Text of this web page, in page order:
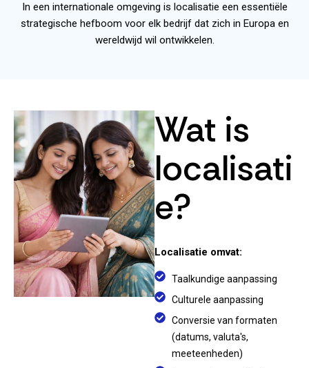
In een internationale omgeving is localisatie een essentiële
strategische hefboom voor elk bedrijf dat zich in Europa en
wereldwijd wil ontwikkelen.
Wat is
localisati
e?
Localisatie omvat:
Taalkundige aanpassing
Culturele aanpassing
Conversie van formaten
(datums, valuta's,
meeteenheden)